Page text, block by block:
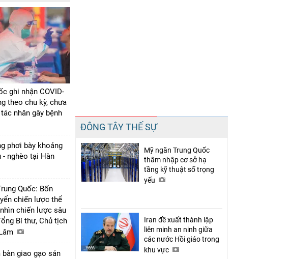
Chia sẻ
Facebook
ghi nhận COVID-
theo chu kỳ, chưa
nhân gây bệnh
phơi bày khoảng
- nghèo tại Hàn
Quốc: Bốn
chiến lược thể
chiến lược sâu
Bí thư, Chủ tịch
giao gạo sản
ĐÔNG TÂY THẾ SỰ
Mỹ ngăn Trung Quốc
thâm nhập cơ sở hạ
tầng kỹ thuật số trọng
yếu
Iran đề xuất thành lập
liên minh an ninh giữa
các nước Hồi giáo trong
khu vực